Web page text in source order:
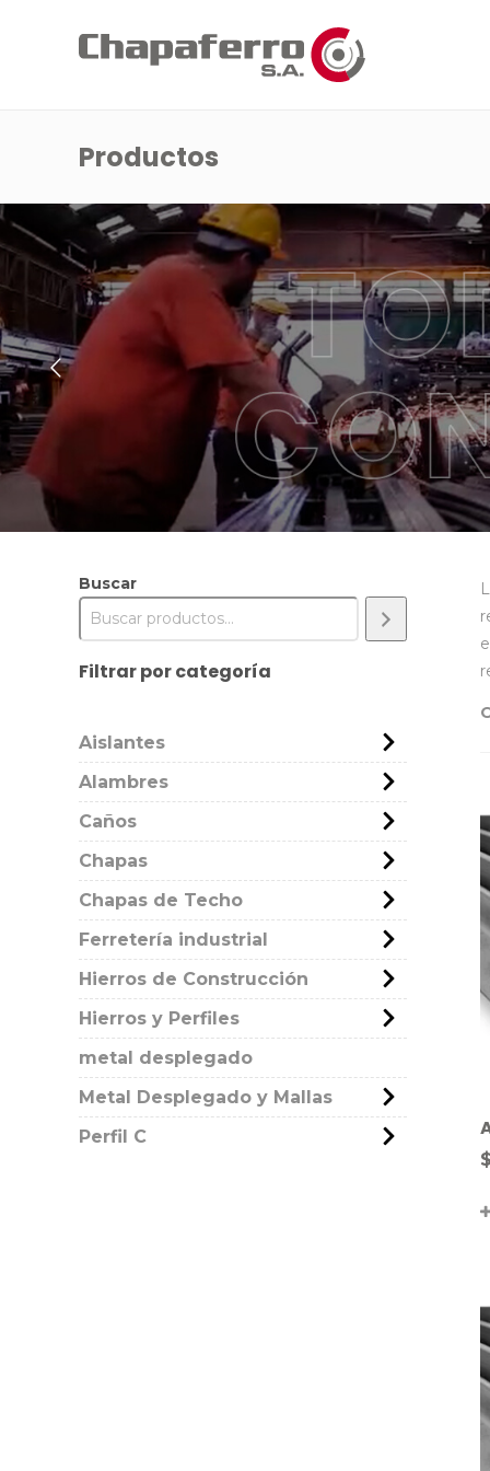
Productos
Buscar
Filtrar por categoría
Aislantes
Alambres
Caños
Chapas
Chapas de Techo
Ferretería industrial
Hierros de Construcción
Hierros y Perfiles
metal desplegado
Metal Desplegado y Mallas
Perfil C